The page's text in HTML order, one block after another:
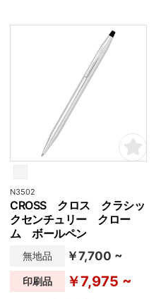
N3502
CROSS クロス クラシッ
クセンチュリー クロー
ム ボールペン
無地品 ￥7,700 ~
印刷品 ￥7,975 ~